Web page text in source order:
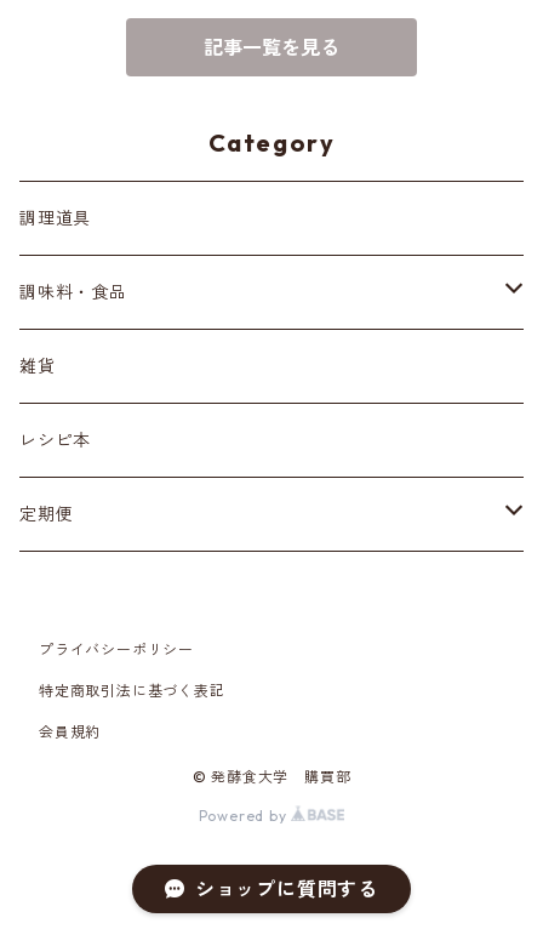
記事一覧を見る
Category
調理道具
調味料・食品
発酵麹シリーズ
発酵カレー麹
発酵マヨ麹
麹
甘酒
味噌
醤油
雑貨
レシピ本
定期便
あめこうじ
プライバシーポリシー
特定商取引法に基づく表記
会員規約
© 発酵食大学 購買部
Powered by
ショップに質問する